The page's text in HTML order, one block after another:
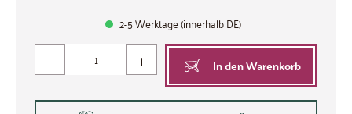
2-5 Werktage (innerhalb DE)
Produkt Anzahl: Gib den gewünschten Wert ein oder benutze die Schaltflächen um die Anzahl
In den Warenkorb